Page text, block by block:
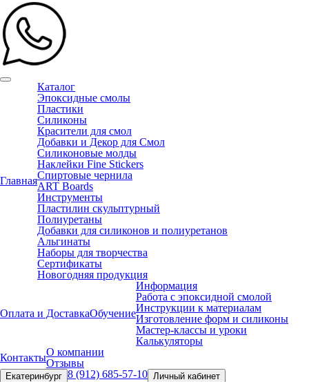
Главная
Каталог
Эпоксидные смолы
Пластики
Силиконы
Красители для смол
Добавки и Декор для Смол
Силиконовые молды
Наклейки Fine Stickers
Спиртовые чернила
ART Boards
Инструменты
Пластилин скульптурный
Полиуретаны
Добавки для силиконов и полиуретанов
Альгинаты
Наборы для творчества
Сертификаты
Новогодняя продукция
Оплата и ДоставкаОбучение
Информация
Работа с эпоксидной смолой
Инструкции к материалам
Изготовление форм и силиконы
Мастер-классы и уроки
Калькуляторы
КонтактыО компании
Отзывы
Екатеринбург 8 (912) 685-57-10 Личный кабинет